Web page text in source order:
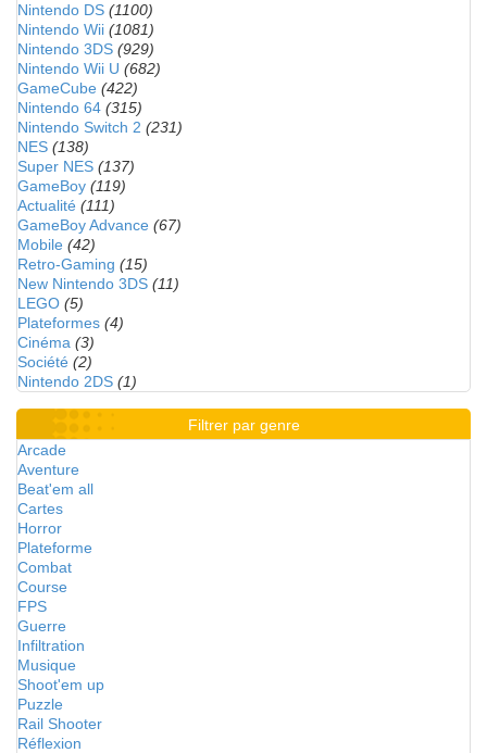
Nintendo DS (1100)
Nintendo Wii (1081)
Nintendo 3DS (929)
Nintendo Wii U (682)
GameCube (422)
Nintendo 64 (315)
Nintendo Switch 2 (231)
NES (138)
Super NES (137)
GameBoy (119)
Actualité (111)
GameBoy Advance (67)
Mobile (42)
Retro-Gaming (15)
New Nintendo 3DS (11)
LEGO (5)
Plateformes (4)
Cinéma (3)
Société (2)
Nintendo 2DS (1)
Filtrer par genre
Arcade
Aventure
Beat'em all
Cartes
Horror
Plateforme
Combat
Course
FPS
Guerre
Infiltration
Musique
Shoot'em up
Puzzle
Rail Shooter
Réflexion